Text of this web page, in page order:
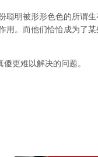
聪明被形形色色的所谓
。而他们恰恰成为了
更难以解决的问题。